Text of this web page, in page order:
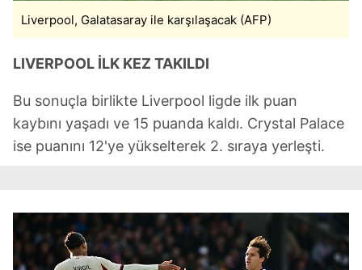
Liverpool, Galatasaray ile karşılaşacak (AFP)
LIVERPOOL İLK KEZ TAKILDI
Bu sonuçla birlikte Liverpool ligde ilk puan
kaybını yaşadı ve 15 puanda kaldı. Crystal Palace
ise puanını 12'ye yükselterek 2. sıraya yerleşti.